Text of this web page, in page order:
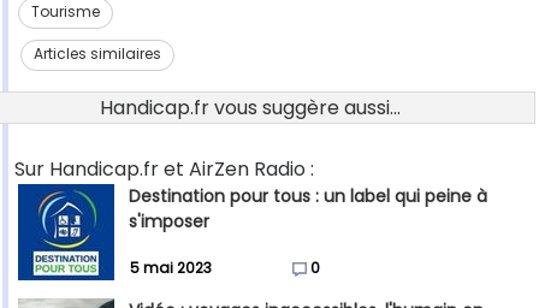
Tourisme
Articles similaires
Handicap.fr vous suggère aussi...
Sur Handicap.fr et AirZen Radio :
Destination pour tous : un label qui peine à
s'imposer
5 mai 2023 0